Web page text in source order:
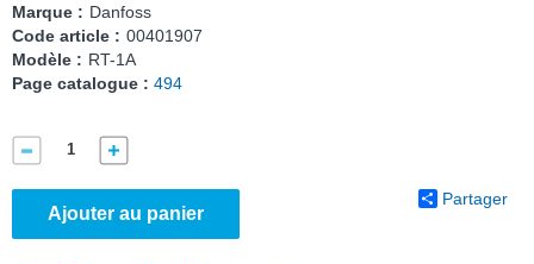
Marque : Danfoss
Code article : 00401907
Modèle : RT-1A
Page catalogue : 494
Ajouter au panier
Partager